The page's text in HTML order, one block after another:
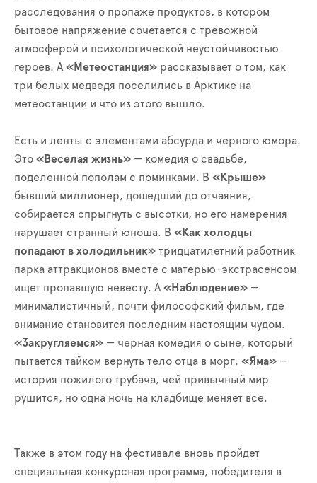
расследования о пропаже продуктов, в котором
бытовое напряжение сочетается с тревожной
атмосферой и психологической неустойчивостью
героев. А «Метеостанция» рассказывает о том, как
три белых медведя поселились в Арктике на
метеостанции и что из этого вышло.
Есть и ленты с элементами абсурда и черного юмора.
Это «Веселая жизнь» — комедия о свадьбе,
поделенной пополам с поминками. В «Крыше»
бывший миллионер, дошедший до отчаяния,
собирается спрыгнуть с высотки, но его намерения
нарушает странный юноша. В «Как холодцы
попадают в холодильник» тридцатилетний работник
парка аттракционов вместе с матерью-экстрасенсом
ищет пропавшую невесту. А «Наблюдение» —
минималистичный, почти философский фильм, где
внимание становится последним настоящим чудом.
«Закругляемся» — черная комедия о сыне, который
пытается тайком вернуть тело отца в морг. «Яма» —
история пожилого трубача, чей привычный мир
рушится, но одна ночь на кладбище меняет все.
Также в этом году на фестивале вновь пройдет
специальная конкурсная программа, победителя в